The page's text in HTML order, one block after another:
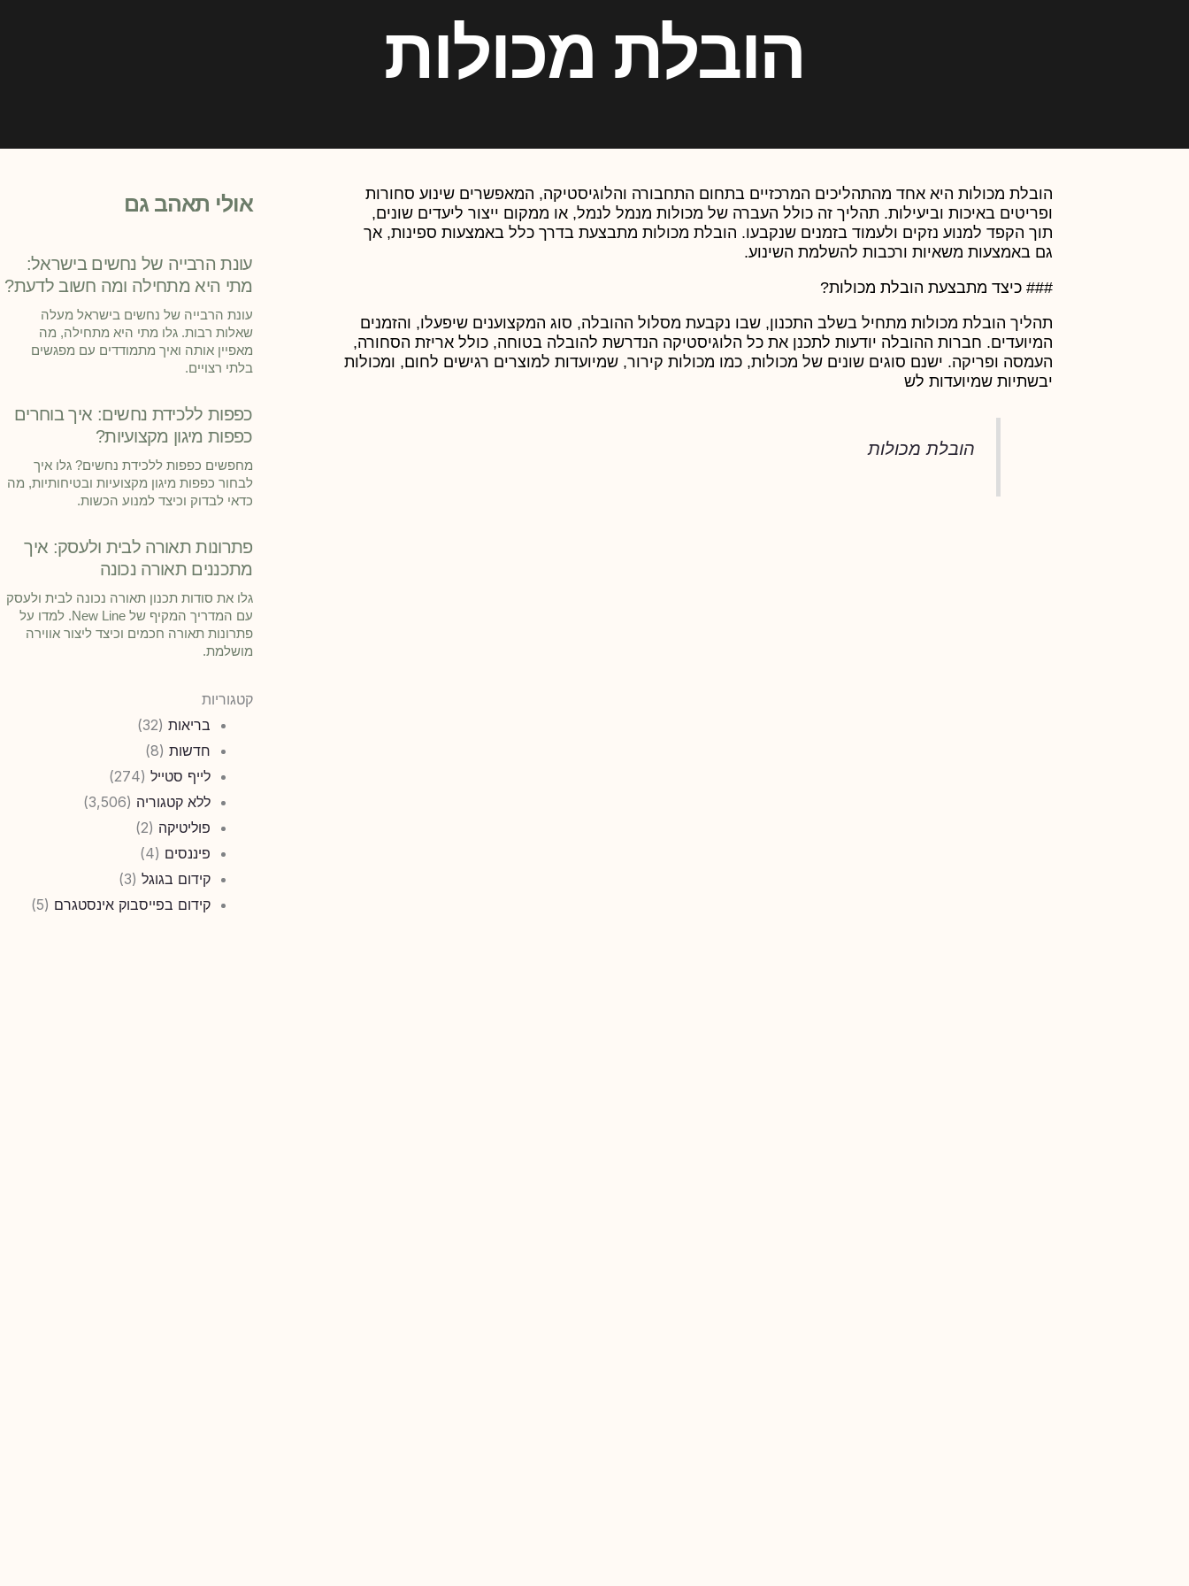
הובלת מכולות
הובלת מכולות היא אחד מהתהליכים המרכזיים בתחום התחבורה והלוגיסטיקה, המאפשרים שינוע סחורות
ופריטים באיכות וביעילות. תהליך זה כולל העברה של מכולות מנמל לנמל, או ממקום ייצור ליעדים שונים,
תוך הקפד למנוע נזקים ולעמוד בזמנים שנקבעו. הובלת מכולות מתבצעת בדרך כלל באמצעות ספינות, אך
גם באמצעות משאיות ורכבות להשלמת השינוע.
### כיצד מתבצעת הובלת מכולות?
תהליך הובלת מכולות מתחיל בשלב התכנון, שבו נקבעת מסלול ההובלה, סוג המקצוענים שיפעלו, והזמנים
המיועדים. חברות ההובלה יודעות לתכנן את כל הלוגיסטיקה הנדרשת להובלה בטוחה, כולל אריזת הסחורה,
העמסה ופריקה. ישנם סוגים שונים של מכולות, כמו מכולות קירור, שמיועדות למוצרים רגישים לחום, ומכולות
יבשתיות שמיועדות לש
הובלת מכולות
אולי תאהב גם
עונת הרבייה של נחשים בישראל:
מתי היא מתחילה ומה חשוב לדעת?
עונת הרבייה של נחשים בישראל מעלה
שאלות רבות. גלו מתי היא מתחילה, מה
מאפיין אותה ואיך מתמודדים עם מפגשים
בלתי רצויים.
כפפות ללכידת נחשים: איך בוחרים
כפפות מיגון מקצועיות?
מחפשים כפפות ללכידת נחשים? גלו איך
לבחור כפפות מיגון מקצועיות ובטיחותיות, מה
כדאי לבדוק וכיצד למנוע הכשות.
פתרונות תאורה לבית ולעסק: איך
מתכננים תאורה נכונה
גלו את סודות תכנון תאורה נכונה לבית ולעסק
עם המדריך המקיף של New Line. למדו על
פתרונות תאורה חכמים וכיצד ליצור אווירה
מושלמת.
קטגוריות
בריאות (32)
חדשות (8)
לייף סטייל (274)
ללא קטגוריה (3,506)
פוליטיקה (2)
פיננסים (4)
קידום בגוגל (3)
קידום בפייסבוק אינסטגרם (5)